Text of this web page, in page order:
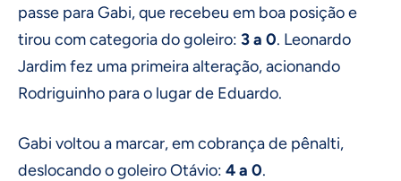
passe para Gabi, que recebeu em boa posição e
tirou com categoria do goleiro: 3 a 0. Leonardo
Jardim fez uma primeira alteração, acionando
Rodriguinho para o lugar de Eduardo.
Gabi voltou a marcar, em cobrança de pênalti,
deslocando o goleiro Otávio: 4 a 0.